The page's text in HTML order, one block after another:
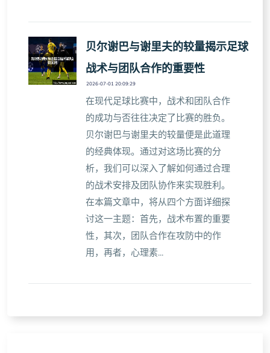
贝尔谢巴与谢里夫的较量揭示足球
战术与团队合作的重要性
2026-07-01 20:09:29
在现代足球比赛中，战术和团队合作
的成功与否往往决定了比赛的胜负。
贝尔谢巴与谢里夫的较量便是此道理
的经典体现。通过对这场比赛的分
析，我们可以深入了解如何通过合理
的战术安排及团队协作来实现胜利。
在本篇文章中，将从四个方面详细探
讨这一主题：首先，战术布置的重要
性，其次，团队合作在攻防中的作
用，再者，心理素...